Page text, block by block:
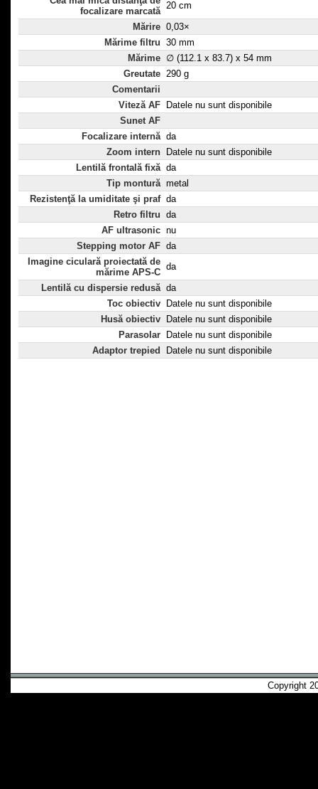
focalizare marcată
20 cm
Mărire 0,03×
Mărime filtru 30 mm
Mărime ∅ (112.1 x 83.7) x 54 mm
Greutate 290 g
Comentarii
Viteză AF
Datele nu sunt disponibile
Sunet AF
Focalizare internă da
Zoom intern
Datele nu sunt disponibile
Lentilă frontală fixă da
Tip montură metal
Rezistenţă la umiditate şi praf da
Retro filtru da
AF ultrasonic nu
Stepping motor AF da
Imagine ciculară proiectată de
mărime APS-C
da
Lentilă cu dispersie redusă da
Toc obiectiv
Datele nu sunt disponibile
Husă obiectiv
Datele nu sunt disponibile
Parasolar
Datele nu sunt disponibile
Adaptor trepied
Datele nu sunt disponibile
Copyright